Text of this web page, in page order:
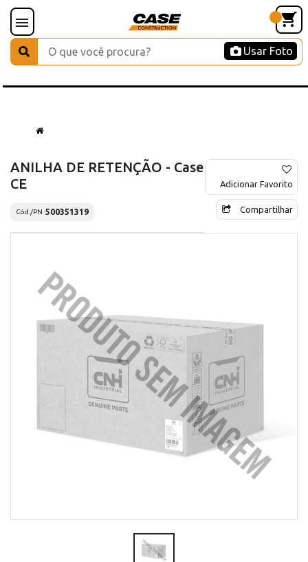
Usar Foto
ANILHA DE RETENÇÃO - Case
CE
Cód./PN 500351319
Adicionar Favorito
Compartilhar